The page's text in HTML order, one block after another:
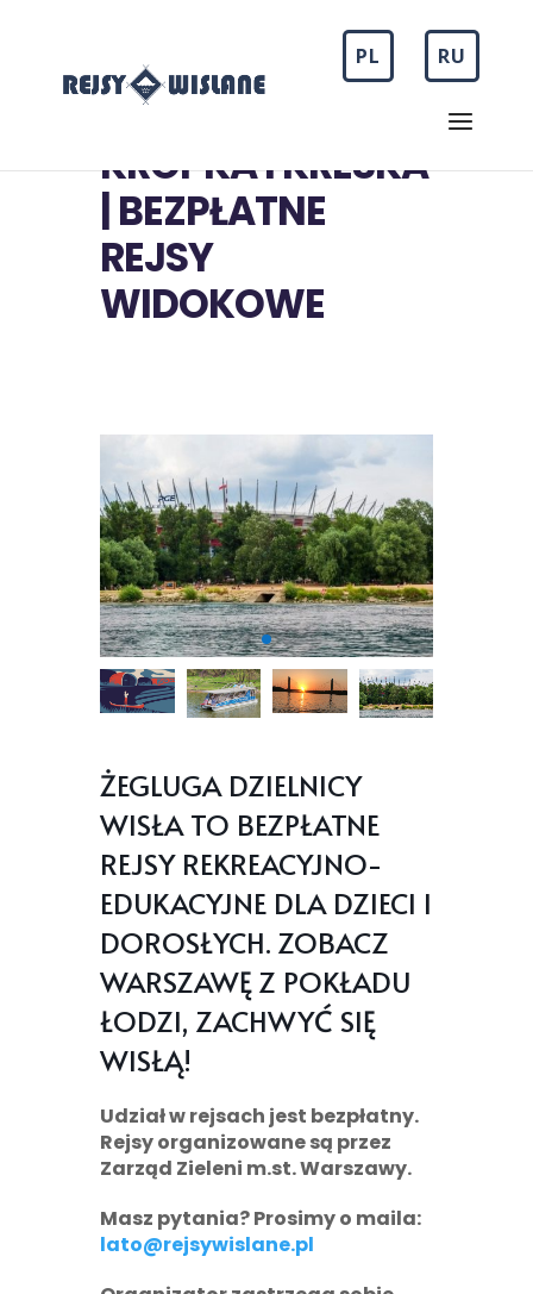
PL RU
KROPKA I KRESKA
| BEZPŁATNE
REJSY
WIDOKOWE
ŻEGLUGA DZIELNICY
WISŁA TO BEZPŁATNE
REJSY REKREACYJNO-
EDUKACYJNE DLA DZIECI I
DOROSŁYCH. ZOBACZ
WARSZAWĘ Z POKŁADU
ŁODZI, ZACHWYĆ SIĘ
WISŁĄ!
Udział w rejsach jest bezpłatny.
Rejsy organizowane są przez
Zarząd Zieleni m.st. Warszawy.
Masz pytania? Prosimy o maila:
lato@rejsywislane.pl